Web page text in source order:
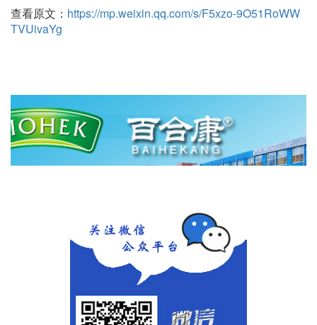
查看原文： https://mp.weixin.qq.com/s/F5xzo-9O51RoWW
TVUivaYg